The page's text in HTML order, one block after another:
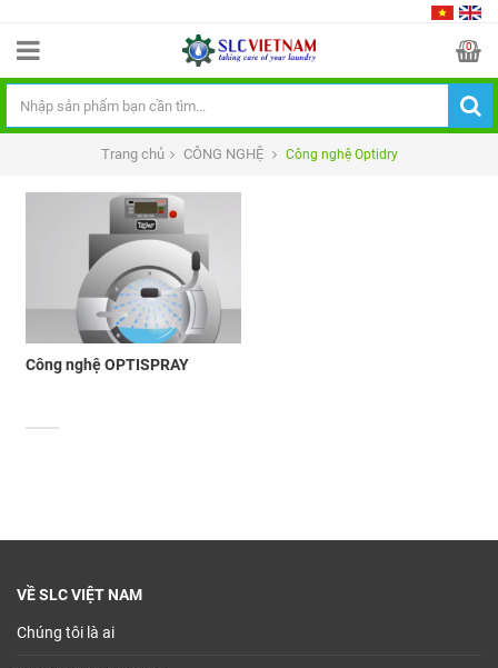
0
Trang chủ CÔNG NGHỆ Công nghệ Optidry
Công nghệ OPTISPRAY
VỀ SLC VIỆT NAM
Chúng tôi là ai